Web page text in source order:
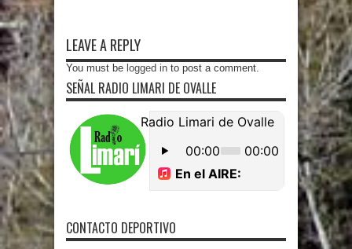
LEAVE A REPLY
You must be logged in to post a comment.
SEÑAL RADIO LIMARI DE OVALLE
CONTACTO DEPORTIVO